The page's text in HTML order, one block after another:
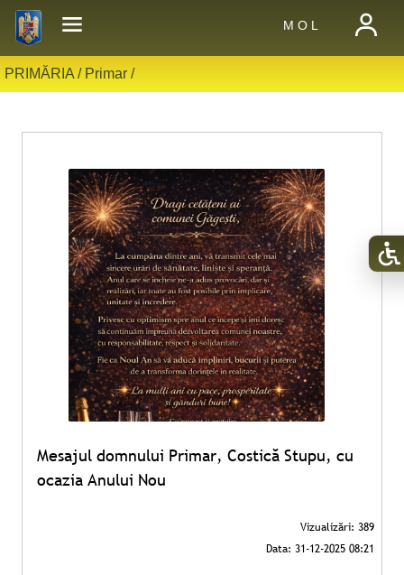
M O L
PRIMĂRIA / Primar/
Mesajul domnului Primar, Costică Stupu, cu
ocazia Anului Nou